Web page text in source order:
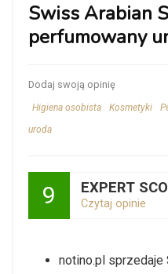
Swiss Arabian
perfumowany
Dodaj swoją opinię
Higiena osobista Kosmetyki
uroda
9 EXPERT
Czytaj opinie
notino.pl sprzedaje